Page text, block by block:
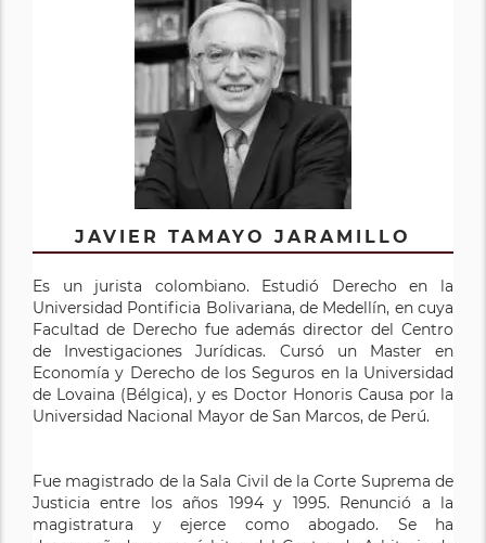
JAVIER TAMAYO JARAMILLO
Es un jurista colombiano. Estudió Derecho en la
Universidad Pontificia Bolivariana, de Medellín, en cuya
Facultad de Derecho fue además director del Centro
de Investigaciones Jurídicas. Cursó un Master en
Economía y Derecho de los Seguros en la Universidad
de Lovaina (Bélgica), y es Doctor Honoris Causa por la
Universidad Nacional Mayor de San Marcos, de Perú.
Fue magistrado de la Sala Civil de la Corte Suprema de
Justicia entre los años 1994 y 1995. Renunció a la
magistratura y ejerce como abogado. Se ha